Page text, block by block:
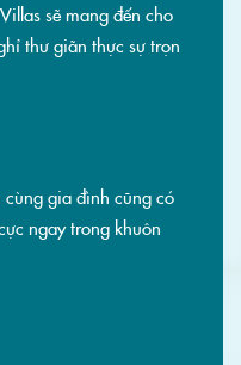
sẽ mang đến cho
thư giãn thực sự trọn
gia đình cũng có
ngay trong khuôn